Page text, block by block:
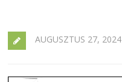
AUGUSZTUS 27, 2024